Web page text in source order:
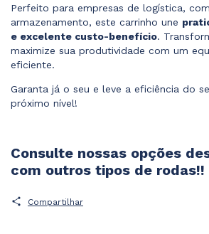
Perfeito para empresas de logística,
armazenamento, este carrinho une
e excelente custo-benefício.
maximize sua produtividade com um
eficiente.
Garanta já o seu e leve a eficiência do
próximo nível!
Consulte nossas opções
com outros tipos de rodas!!
Compartilhar